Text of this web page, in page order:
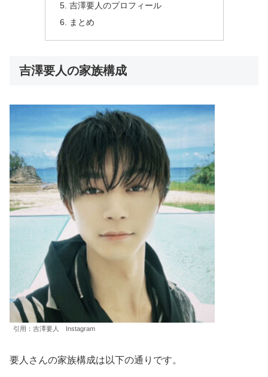
吉澤要人のプロフィール
まとめ
吉澤要人の家族構成
引用：吉澤要人 Instagram
要人さんの家族構成は以下の通りです。